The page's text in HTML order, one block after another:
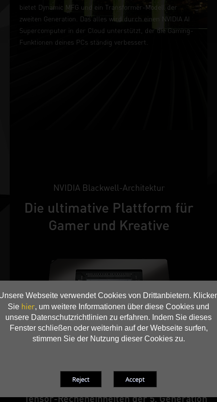
Webseite verwendet Cookies von Drittanbietern.
Sie hier, um weitere Informationen über diese Cookies und
unsere Datenschutzrichtlinien zu erfahren. Indem Sie dieses
Fenster schließen oder weiterhin auf der Webseite surfen,
stimmen Sie der Nutzung dieser Cookies zu.
bietet Dynamic MFG und ein Transformer-Modell der
zweiten Generation. Das alles wird durch einen NVIDIA AI
Supercomputer in der Cloud unterstützt, der die Gaming-
Funktionen deines PCs ständig verbessert.
NVIDIA Blackwell-Architektur
Die ultimative Plattform für
Gamer und Kreative
Tensor-Recheneinheiten der 5. Generation